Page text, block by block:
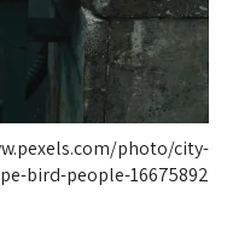
photo/city-
bird-people-16675892/